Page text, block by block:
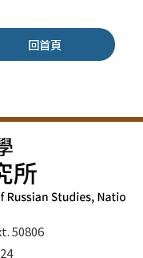
回首頁
50806